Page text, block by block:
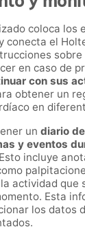
coloca los
conecta el
sobre
en caso de
con sus
obtener un
en
un diario
y eventos
incluye
actividad que
Esta
los datos